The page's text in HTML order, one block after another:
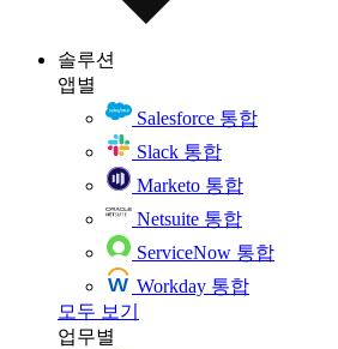
솔루션
앱별
Salesforce 통합
Slack 통합
Marketo 통합
Netsuite 통합
ServiceNow 통합
Workday 통합
모두 보기
업무별